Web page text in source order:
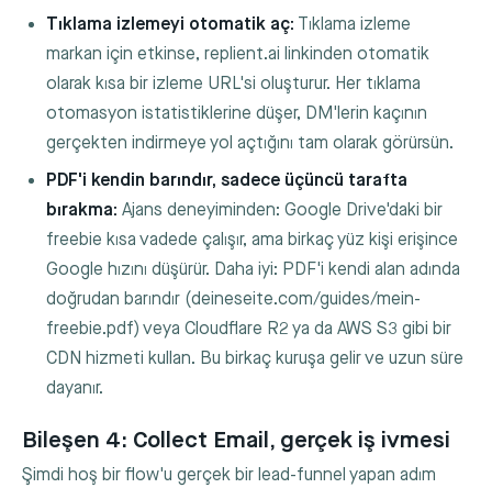
Tıklama izlemeyi otomatik aç: Tıklama izleme
markan için etkinse, replient.ai linkinden otomatik
olarak kısa bir izleme URL'si oluşturur. Her tıklama
otomasyon istatistiklerine düşer, DM'lerin kaçının
gerçekten indirmeye yol açtığını tam olarak görürsün.
PDF'i kendin barındır, sadece üçüncü tarafta
bırakma: Ajans deneyiminden: Google Drive'daki bir
freebie kısa vadede çalışır, ama birkaç yüz kişi erişince
Google hızını düşürür. Daha iyi: PDF'i kendi alan adında
doğrudan barındır (deineseite.com/guides/mein-
freebie.pdf) veya Cloudflare R2 ya da AWS S3 gibi bir
CDN hizmeti kullan. Bu birkaç kuruşa gelir ve uzun süre
dayanır.
Bileşen 4: Collect Email, gerçek iş ivmesi
Şimdi hoş bir flow'u gerçek bir lead-funnel yapan adım